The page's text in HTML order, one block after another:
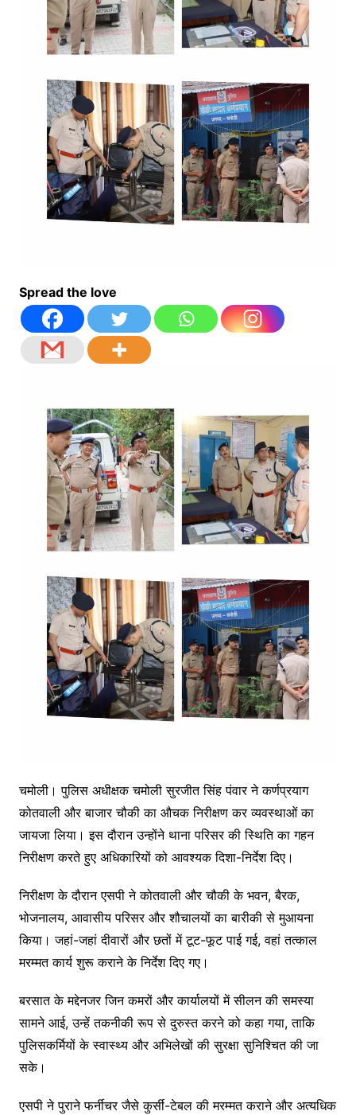
Spread the love
चमोली। पुलिस अधीक्षक चमोली सुरजीत सिंह पंवार ने कर्णप्रयाग
कोतवाली और बाजार चौकी का औचक निरीक्षण कर व्यवस्थाओं का
जायजा लिया। इस दौरान उन्होंने थाना परिसर की स्थिति का गहन
निरीक्षण करते हुए अधिकारियों को आवश्यक दिशा-निर्देश दिए।
निरीक्षण के दौरान एसपी ने कोतवाली और चौकी के भवन, बैरक,
भोजनालय, आवासीय परिसर और शौचालयों का बारीकी से मुआयना
किया। जहां-जहां दीवारों और छतों में टूट-फूट पाई गई, वहां तत्काल
मरम्मत कार्य शुरू कराने के निर्देश दिए गए।
बरसात के मद्देनजर जिन कमरों और कार्यालयों में सीलन की समस्या
सामने आई, उन्हें तकनीकी रूप से दुरुस्त करने को कहा गया, ताकि
पुलिसकर्मियों के स्वास्थ्य और अभिलेखों की सुरक्षा सुनिश्चित की जा
सके।
एसपी ने पुराने फर्नीचर जैसे कुर्सी-टेबल की मरम्मत कराने और अत्यधिक